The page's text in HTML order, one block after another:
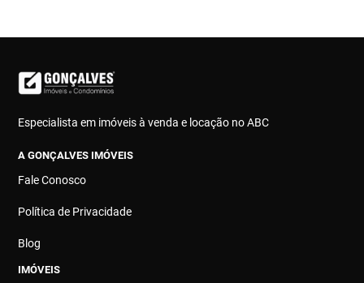
Especialista em imóveis à venda e locação no ABC
A GONÇALVES IMÓVEIS
Fale Conosco
Política de Privacidade
Blog
IMÓVEIS